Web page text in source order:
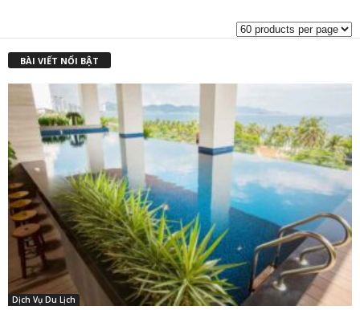
BÀI VIẾT NỔI BẬT
Dịch Vụ Du Lịch